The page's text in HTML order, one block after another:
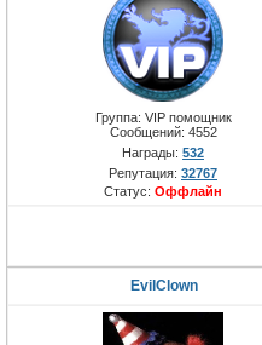
Группа: VIP помощник
Сообщений: 4552
Награды: 532
Репутация: 32767
Статус: Оффлайн
EvilClown